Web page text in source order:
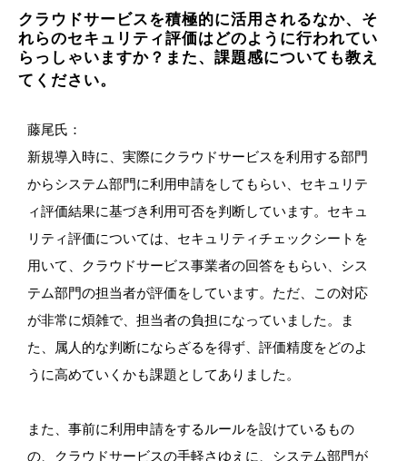
クラウドサービスを積極的に活用されるなか、そ
れらのセキュリティ評価はどのように行われてい
らっしゃいますか？また、課題感についても教え
てください。
藤尾氏：
新規導入時に、実際にクラウドサービスを利用する部門
からシステム部門に利用申請をしてもらい、セキュリテ
ィ評価結果に基づき利用可否を判断しています。セキュ
リティ評価については、セキュリティチェックシートを
用いて、クラウドサービス事業者の回答をもらい、シス
テム部門の担当者が評価をしています。ただ、この対応
が非常に煩雑で、担当者の負担になっていました。ま
た、属人的な判断にならざるを得ず、評価精度をどのよ
うに高めていくかも課題としてありました。
また、事前に利用申請をするルールを設けているもの
の、クラウドサービスの手軽さゆえに、システム部門が